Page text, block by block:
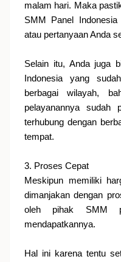
malam hari. Maka
SMM Panel
atau pertanyaan Anda
Selain itu, Anda juga
Indonesia yang
berbagai wilayah,
pelayanannya sudah
terhubung dengan
tempat.
3. Proses Cepat
Meskipun memiliki
dimanjakan dengan
oleh pihak SMM
mendapatkannya.
Hal ini karena tentu